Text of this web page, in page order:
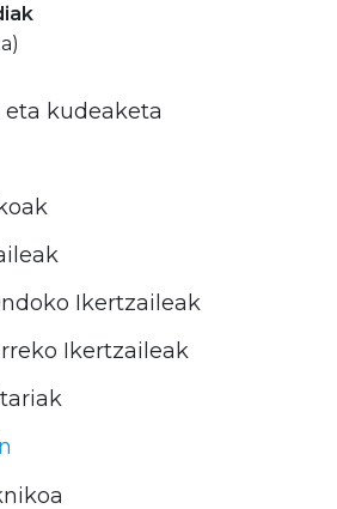
kudeaketa
Ikertzaileak
Ikertzaileak